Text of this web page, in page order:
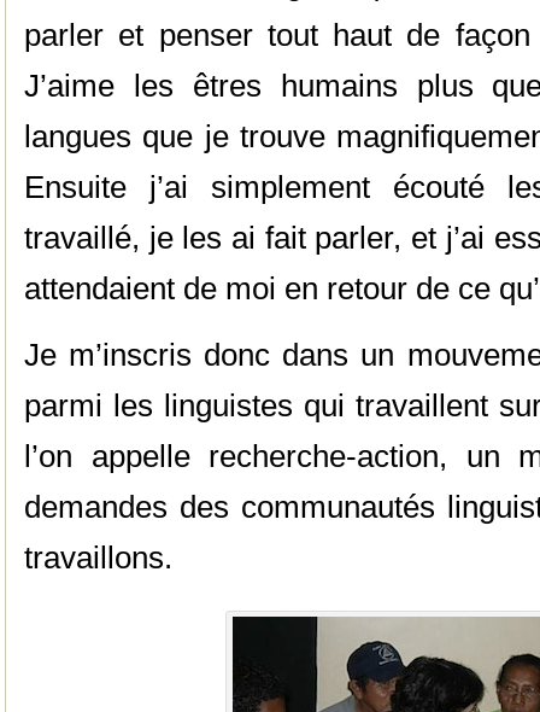
parler et penser tout haut de
J’aime les êtres humains plus
langues que je trouve
Ensuite j’ai simplement écouté
travaillé, je les ai fait parler, et j’ai
attendaient de moi en retour de ce
Je m’inscris donc dans un
parmi les linguistes qui travaillent
l’on appelle recherche-action, un
demandes des communautés
travaillons.